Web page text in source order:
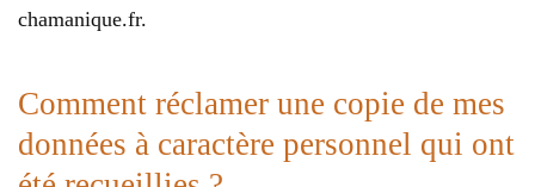
chamanique.fr.
Comment réclamer une copie de mes
données à caractère personnel qui ont